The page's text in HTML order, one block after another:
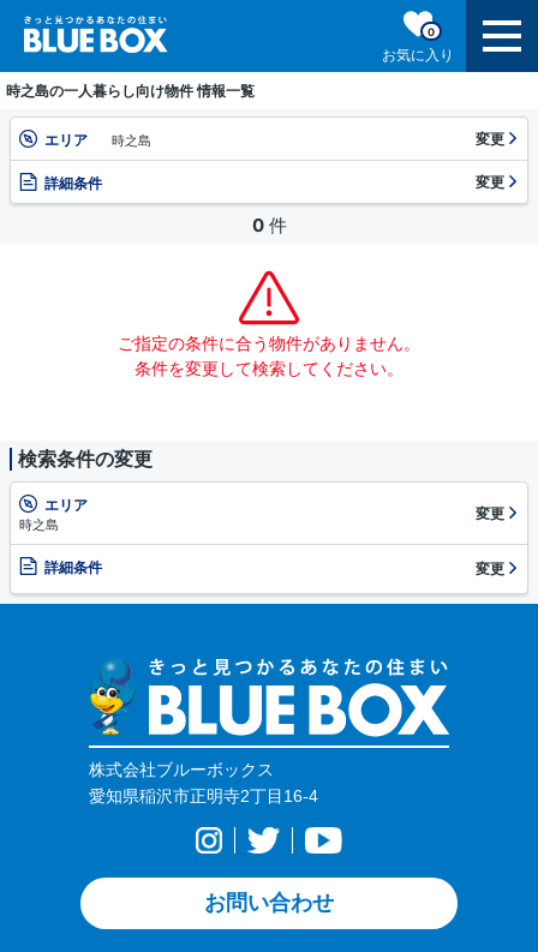
お気に入り
0
時之島の一人暮らし向け物件 情報一覧
エリア 時之島 変更
詳細条件 変更
0 件
ご指定の条件に合う物件がありません。
条件を変更して検索してください。
検索条件の変更
エリア
時之島
変更
詳細条件 変更
株式会社ブルーボックス
愛知県稲沢市正明寺2丁目16-4
お問い合わせ